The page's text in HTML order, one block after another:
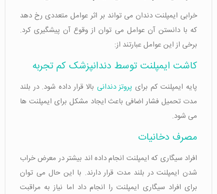
خرابی ایمپلنت دندان می تواند بر اثر عوامل متعددی رخ دهد
که با دانستن آن عوامل می توان از وقوع آن پیشگیری کرد.
برخی از این عوامل عبارتند از:
کاشت ایمپلنت توسط دندانپزشک کم تجربه
پایه ایمپلنت کم برای پروتز دندانی بالا قرار داده شود. در بلند
مدت تحمیل فشار اضافی باعث ایجاد مشکل برای ایمپلنت ها
می شود.
مصرف دخانیات
افراد سیگاری که ایمپلنت انجام داده اند بیشتر در معرض خراب
شدن ایمپلنت در بلند مدت قرار دارند. با این حال می توان
برای افراد سیگاری ایمپلنت را انجام داد اما نیاز به مراقبت